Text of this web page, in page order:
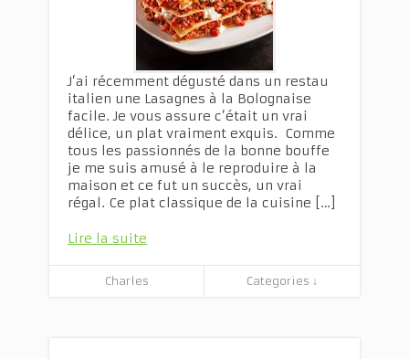
J’ai récemment dégusté dans un restau
italien une Lasagnes à la Bolognaise
facile. Je vous assure c’était un vrai
délice, un plat vraiment exquis. Comme
tous les passionnés de la bonne bouffe
je me suis amusé à le reproduire à la
maison et ce fut un succès, un vrai
régal. Ce plat classique de la cuisine […]
Lire la suite
Charles Categories ↓